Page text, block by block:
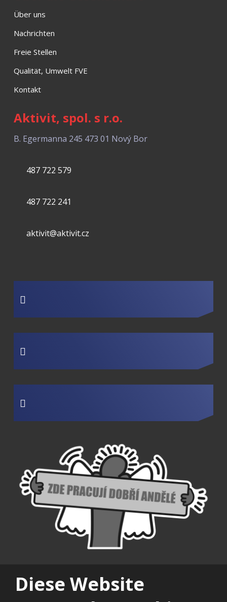
Über uns
Nachrichten
Freie Stellen
Qualität, Umwelt FVE
Kontakt
Aktivit, spol. s r.o.
B. Egermanna 245 473 01 Nový Bor
487 722 579
487 722 241
aktivit@aktivit.cz
Diese Website